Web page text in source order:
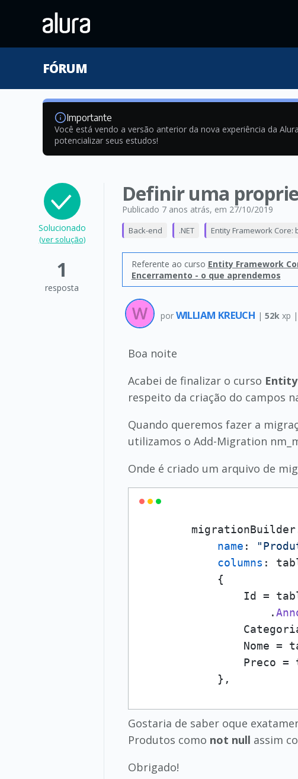
FÓRUM
Importante
Você está vendo a versão anterior da nova experiência da
potencializar seus estudos!
Solucionado
(ver solução)
1
resposta
Definir uma
Publicado 7 anos atrás, em 27/10/2019
Back-end .NET Entity Framework
Referente ao curso Entity Framework
Encerramento - o que aprendemos
por WILLIAM KREUCH | 52k xp |
Boa noite
Acabei de finalizar o curso
respeito da criação do campos
Quando queremos fazer a
utilizamos o Add-Migration
Onde é criado um arquivo de
name :
columns :
            {
Id =
                    .
Nome =
Preco =
            },
Gostaria de saber oque
Produtos como not null assim
Obrigado!